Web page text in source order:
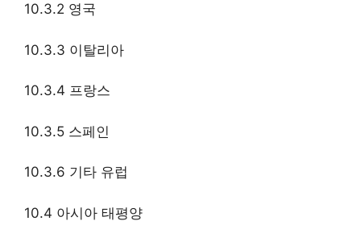
10.3.2 영국
10.3.3 이탈리아
10.3.4 프랑스
10.3.5 스페인
10.3.6 기타 유럽
10.4 아시아 태평양